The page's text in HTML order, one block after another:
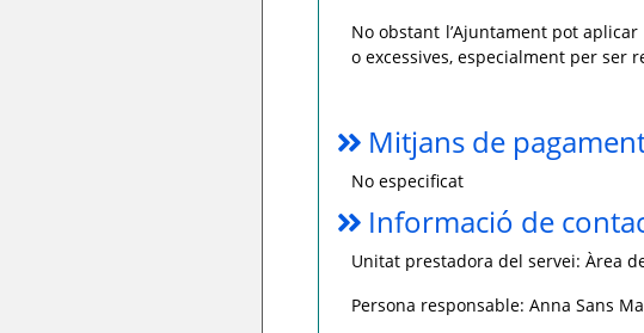
No obstant l’Ajuntament pot
o excessives, especialment per ser
Mitjans de
No especificat
Informació de
Unitat prestadora del servei: Àrea
Persona responsable: Anna Sans